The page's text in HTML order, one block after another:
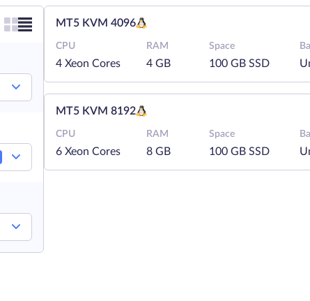
MT5 KVM 4096
CPU
4 Xeon Cores
RAM
4 GB
Space
100 GB SSD
MT5 KVM 8192
CPU
6 Xeon Cores
RAM
8 GB
Space
100 GB SSD